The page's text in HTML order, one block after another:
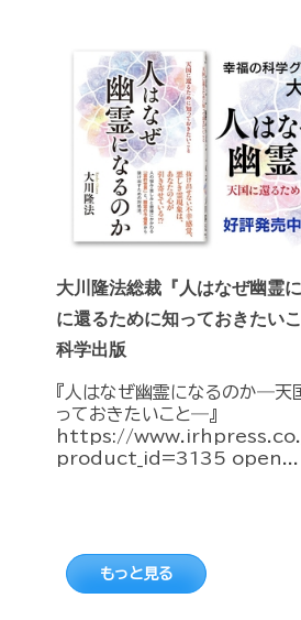
大川隆法総裁『人はなぜ幽霊
に還るために知っておきたい
科学出版
『人はなぜ幽霊になるのか―天
っておきたいこと―』
https://
product_id=3135 open...
もっと見る